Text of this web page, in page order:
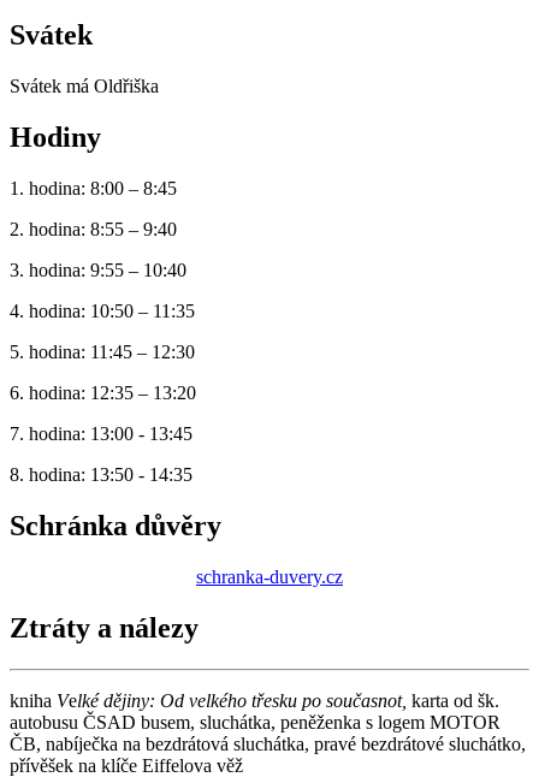
Svátek
Svátek má Oldřiška
Hodiny
1. hodina: 8:00 – 8:45
2. hodina: 8:55 – 9:40
3. hodina: 9:55 – 10:40
4. hodina: 10:50 – 11:35
5. hodina: 11:45 – 12:30
6. hodina: 12:35 – 13:20
7. hodina: 13:00 - 13:45
8. hodina: 13:50 - 14:35
Schránka důvěry
schranka-duvery.cz
Ztráty a nálezy
kniha Velké dějiny: Od velkého třesku po současnot, karta od šk.
autobusu ČSAD busem, sluchátka, peněženka s logem MOTOR
ČB, nabíječka na bezdrátová sluchátka, pravé bezdrátové sluchátko,
přívěšek na klíče Eiffelova věž